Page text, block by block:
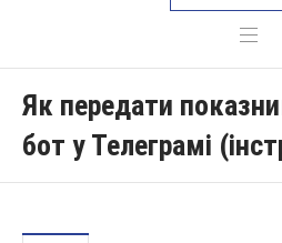
Як передати
бот у Телеграмі